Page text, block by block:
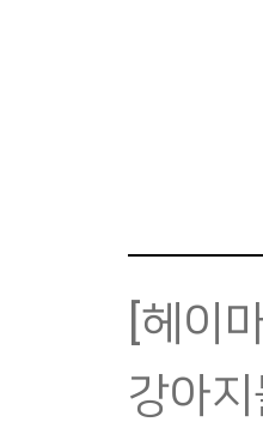
[헤이
강아